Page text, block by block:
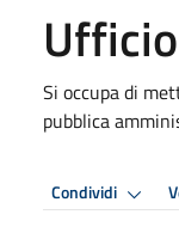
Si occupa di
pubblica
Condividi